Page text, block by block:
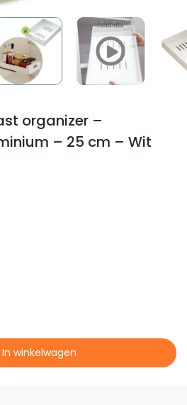
organizer –
– 25 cm – Wit
In winkelwagen